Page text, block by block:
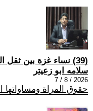
(39) نساء غزة بين ثقل الواقع وضرورة التعافي
سلامه ابو زعيتر
2026 / 8 / 7
حقوق المراة ومساواتها